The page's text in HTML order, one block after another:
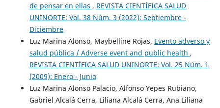
de pensar en ellas , REVISTA CIENTÍFICA SALUD
UNINORTE: Vol. 38 Núm. 3 (2022): Septiembre -
Diciembre
Luz Marina Alonso, Maybelline Rojas, Evento adverso y
salud pública / Adverse event and public health ,
REVISTA CIENTÍFICA SALUD UNINORTE: Vol. 25 Núm. 1
(2009): Enero - Junio
Luz Marina Alonso Palacio, Alfonso Yepes Rubiano,
Gabriel Alcalá Cerra, Liliana Alcalá Cerra, Ana Liliana